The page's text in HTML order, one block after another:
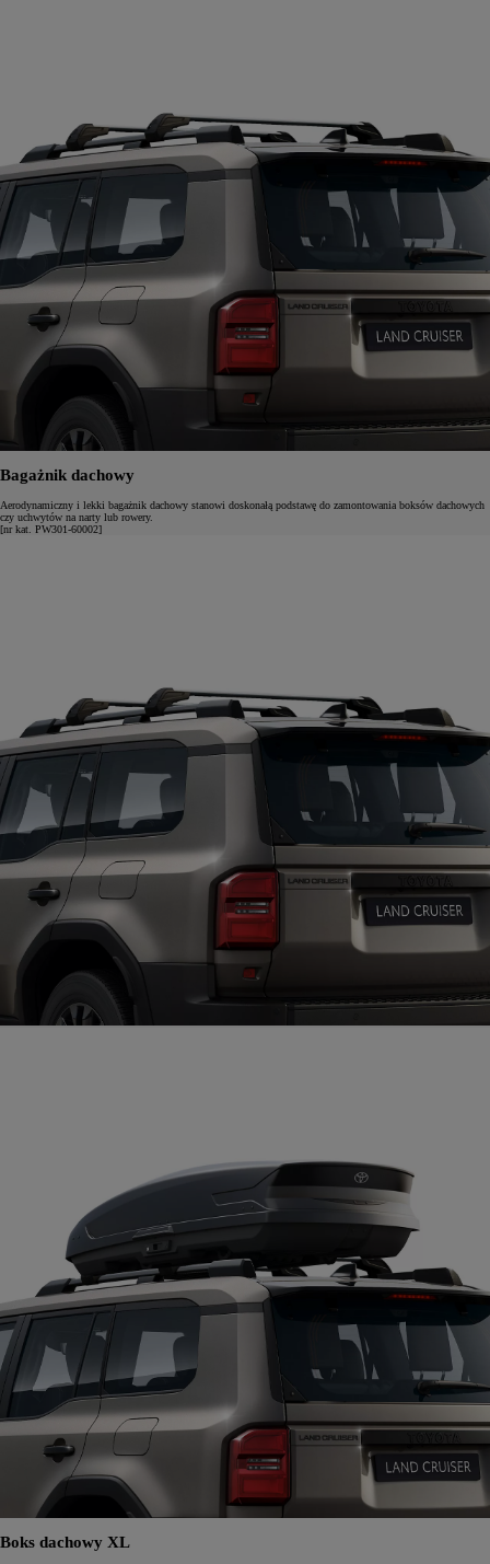
Bagażnik dachowy
Aerodynamiczny i lekki bagażnik dachowy stanowi doskonałą podstawę do zamontowania boksów dachowych
czy uchwytów na narty lub rowery.
[nr kat. PW301-60002]
Boks dachowy XL